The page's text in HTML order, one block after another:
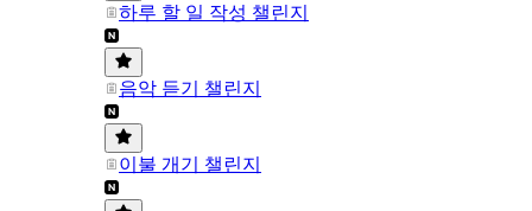
하루 할 일 작성 챌린지
음악 듣기 챌린지
이불 개기 챌린지